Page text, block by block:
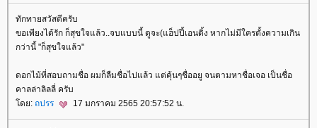
ทักทายสวัสดีครับ
ขอเพียงได้รัก ก็สุขใจแล้ว..จบแบบนี้ ดูจะ(แฮ็ปปี้เอนดิ้ง หากไม่มีใครตั้งความเกิน
กว่านี้ "ก็สุขใจแล้ว"
ดอกไม้ที่สอบถามชื่อ ผมก็ลืมชื่อไปแล้ว แต่คุ้นๆชื่ออยู จนตามหาชื่อเจอ เป็นชื่อ
คาลล่าลิลลี่ ครับ
ดย: ถปรร 17 มกราคม 2565 20:57:52 น.